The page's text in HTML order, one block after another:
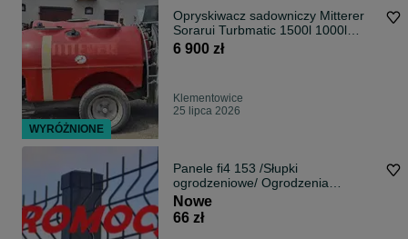
Opryskiwacz sadowniczy Mitterer
Sorarui Turbmatic 1500l 1000l
2000l
6 900 zł
Klementowice
25 lipca 2026
Panele fi4 153 /Słupki
ogrodzeniowe/ Ogrodzenia
panelowe
Nowe
66 zł
WYRÓŻNIONE